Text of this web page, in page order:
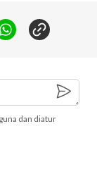
dan diatur